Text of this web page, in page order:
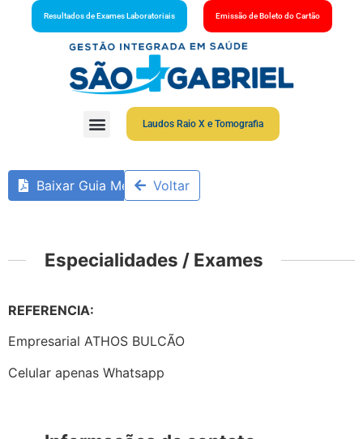
Resultados de Exames Laboratoriais Emissão de Boleto do Cartão
Laudos Raio X e Tomografia
Baixar Guia MédicoVoltar
Especialidades / Exames
REFERENCIA:
Empresarial ATHOS BULCÃO
Celular apenas Whatsapp